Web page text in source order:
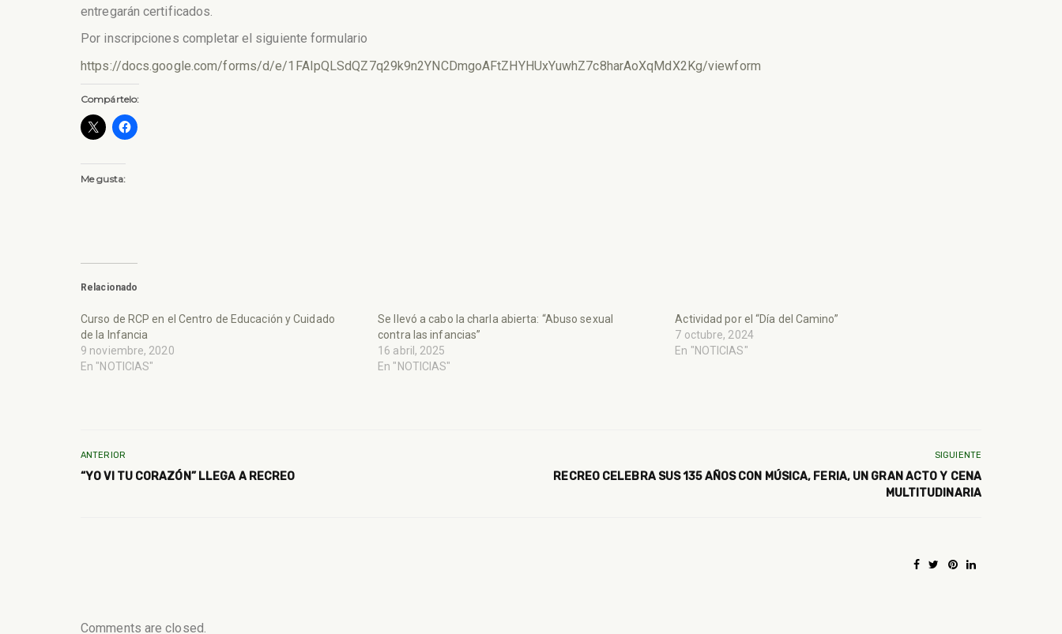
entregarán certificados.
Por inscripciones completar el siguiente formulario
https://docs.google.com/forms/d/e/1FAIpQLSdQZ7q29k9n2YNCDmgoAFtZHYHUxYuwhZ7c8harAoXqMdX2Kg/viewform
Compártelo:
Me gusta:
Relacionado
Curso de RCP en el Centro de Educación y Cuidado
de la Infancia
9 noviembre, 2020
En "NOTICIAS"
Se llevó a cabo la charla abierta: “Abuso sexual
contra las infancias”
16 abril, 2025
En "NOTICIAS"
Actividad por el “Día del Camino”
7 octubre, 2024
En "NOTICIAS"
ANTERIOR
“YO VI TU CORAZÓN” LLEGA A RECREO
SIGUIENTE
RECREO CELEBRA SUS 135 AÑOS CON MÚSICA, FERIA, UN GRAN ACTO Y CENA
MULTITUDINARIA
Comments are closed.